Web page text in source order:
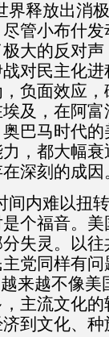
界释放出消
管小布什
大的反对
对民主化
负面效应
及，在阿
巴马时代
，都大幅
深刻的成因
间内难以扭
个福音。
失灵。以
党同样有
来越不像
主流文化
到文化、